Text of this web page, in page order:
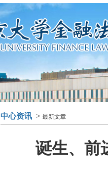
中心资讯 > 最新文章
诞生、